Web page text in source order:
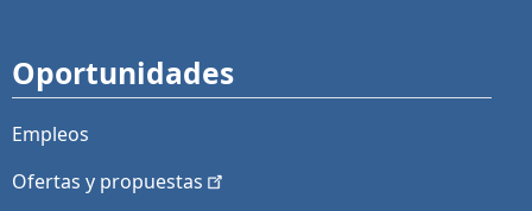
Oportunidades
Empleos
Ofertas y propuestas